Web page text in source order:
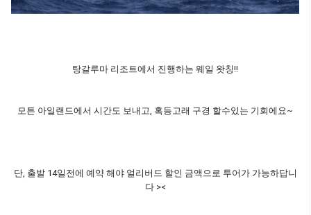
탕갈루마 리조트에서 진행하는 웨일 왓칭!!
모튼 아일랜드에서 시간도 보내고, 혹등고래 구경 할수있는 기회에요~
단, 출발 14일전에 예약 해야 얼리버드 할인 금액으로 투어가 가능하답니
다 ><